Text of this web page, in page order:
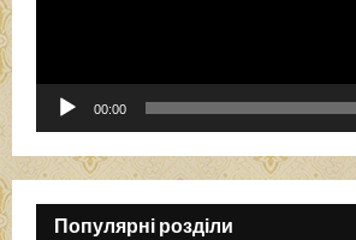
г
а
в
а
ч
00:00
Популярні розділи